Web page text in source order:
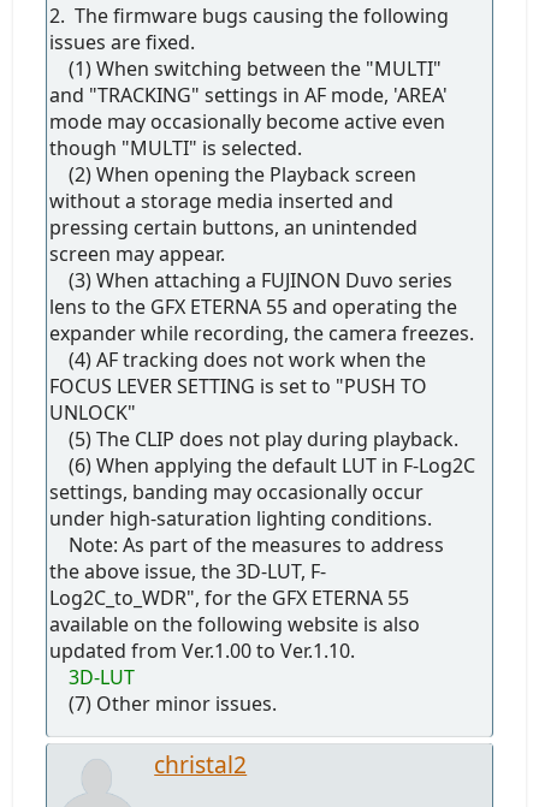
2. The firmware bugs causing the following
issues are fixed.
(1) When switching between the "MULTI"
and "TRACKING" settings in AF mode, 'AREA'
mode may occasionally become active even
though "MULTI" is selected.
(2) When opening the Playback screen
without a storage media inserted and
pressing certain buttons, an unintended
screen may appear.
(3) When attaching a FUJINON Duvo series
lens to the GFX ETERNA 55 and operating the
expander while recording, the camera freezes.
(4) AF tracking does not work when the
FOCUS LEVER SETTING is set to "PUSH TO
UNLOCK"
(5) The CLIP does not play during playback.
(6) When applying the default LUT in F-Log2C
settings, banding may occasionally occur
under high-saturation lighting conditions.
Note: As part of the measures to address
the above issue, the 3D-LUT, F-
Log2C_to_WDR", for the GFX ETERNA 55
available on the following website is also
updated from Ver.1.00 to Ver.1.10.
3D-LUT
(7) Other minor issues.
christal2